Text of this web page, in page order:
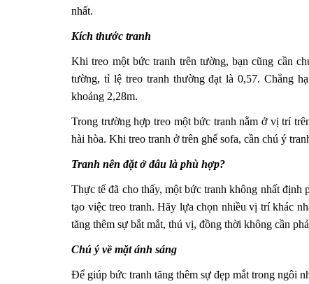
nhất.
Kích thước tranh
Khi treo một bức tranh trên tường, bạn cũng cần
tường, tỉ lệ treo tranh thường đạt là 0,57. Chẳng
khoảng 2,28m.
Trong trường hợp treo một bức tranh nằm ở vị trí
hài hòa. Khi treo tranh ở trên ghế sofa, cần chú ý
Tranh nên đặt ở đâu là phù hợp?
Thực tế đã cho thấy, một bức tranh không nhất định
tạo việc treo tranh. Hãy lựa chọn nhiều vị trí khác
tăng thêm sự bắt mắt, thú vị, đồng thời không cần
Chú ý về mặt ánh sáng
Để giúp bức tranh tăng thêm sự đẹp mắt trong ngôi